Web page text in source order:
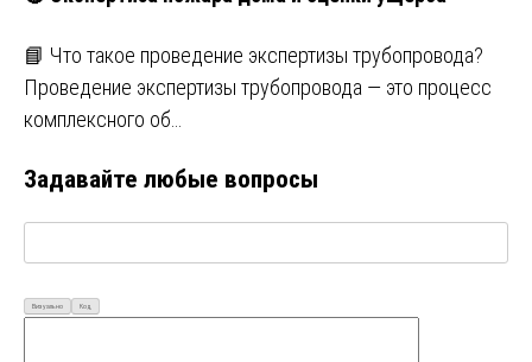
📘 Что такое проведение экспертизы трубопровода?
Проведение экспертизы трубопровода — это процесс
комплексного об…
Задавайте любые вопросы
Визуально Код